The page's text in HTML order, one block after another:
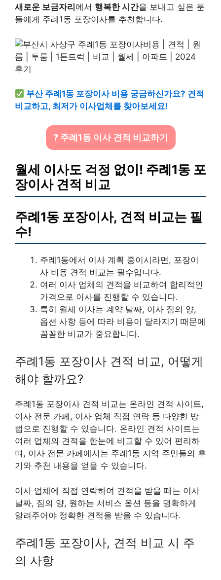
새로운 보금자리 에서 행복한 시간을 보내고 싶은 분
들에게 주례1동 포장이사를 추천합니다.
부산 주례1동 포장이사 비용 궁금하신가요? 견적
비교하고, 최저가 이사업체를 찾아보세요!
? 주례1동 이사 견적 비교하기
월세 이사도 걱정 없이! 주례1동 포
장이사 견적 비교
주례1동 포장이사, 견적 비교는 필
수!
주례1동에서 이사 계획 중이시라면, 포장이
사 비용 견적 비교는 필수입니다.
여러 이사 업체의 견적을 비교하여 합리적인
가격으로 이사를 진행할 수 있습니다.
특히 월세 이사는 계약 날짜, 이사 짐의 양,
옵션 사항 등에 따라 비용이 달라지기 때문에
꼼꼼한 비교가 중요합니다.
주례1동 포장이사 견적 비교, 어떻게
해야 할까요?
주례1동 포장이사 견적 비교는 온라인 견적 사이트,
이사 전문 카페, 이사 업체 직접 연락 등 다양한 방
법으로 진행할 수 있습니다. 온라인 견적 사이트는
여러 업체의 견적을 한눈에 비교할 수 있어 편리하
며, 이사 전문 카페에서는 주례1동 지역 주민들의 후
기와 추천 내용을 얻을 수 있습니다.
이사 업체에 직접 연락하여 견적을 받을 때는 이사
날짜, 짐의 양, 원하는 서비스 옵션 등을 명확하게
알려주어야 정확한 견적을 받을 수 있습니다.
주례1동 포장이사, 견적 비교 시 주
의 사항